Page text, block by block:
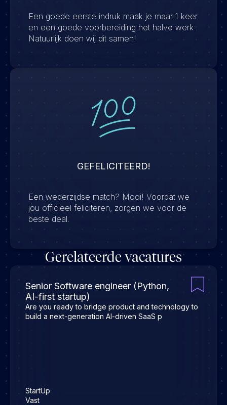
Een goede eerste indruk maak je maar 1 keer
en een goede voorbereiding het halve werk.
Natuurlijk doen wij dit samen!
GEFELICITEERD!
Een wederzijdse match? Mooi! Voordat we
jou officieel feliciteren, zorgen we voor de
beste deal.
Gerelateerde vacatures
Senior Software engineer (Python,
AI-first startup)
Are you ready to bridge product and technology to
build a next-generation AI-driven SaaS p
StartUp
Vast